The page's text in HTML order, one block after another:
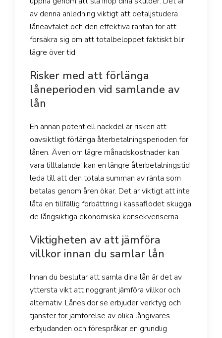
av denna anledning viktigt att detaljstudera
låneavtalet och den effektiva räntan för att
försäkra sig om att totalbeloppet faktiskt blir
lägre över tid.
Risker med att förlänga
låneperioden vid samlande av
lån
En annan potentiell nackdel är risken att
oavsiktligt förlänga återbetalningsperioden för
lånen. Även om lägre månadskostnader kan
vara tilltalande, kan en längre återbetalningstid
leda till att den totala summan av ränta som
betalas genom åren ökar. Det är viktigt att inte
låta en tillfällig förbättring i kassaflödet skugga
de långsiktiga ekonomiska konsekvenserna.
Viktigheten av att jämföra
villkor innan du samlar lån
Innan du beslutar att samla dina lån är det av
yttersta vikt att noggrant jämföra villkor och
alternativ. Lånesidor.se erbjuder verktyg och
tjänster för jämförelse av olika långivares
erbjudanden och förespråkar en grundlig